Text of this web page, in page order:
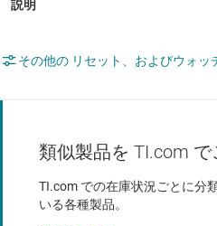
その他の リセット、およびウォッ
類似製品を TI.com
TI.com での在庫状況ごとに分
いる各種製品。